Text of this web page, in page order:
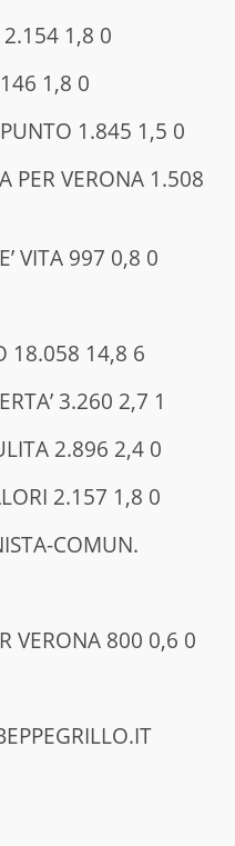
2.154 1,8 0
1,8 0
1.845 1,5 0
PER VERONA 1.508
VITA 997 0,8 0
18.058 14,8 6
3.260 2,7 1
2.896 2,4 0
2.157 1,8 0
COMUN.
VERONA 800 0,6 0